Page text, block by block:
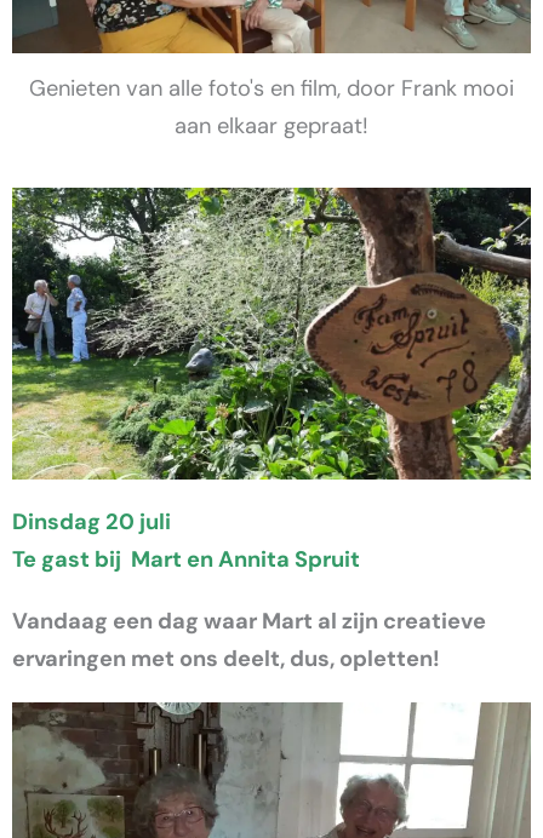
Genieten van alle foto's en film, door Frank mooi
aan elkaar gepraat!
Dinsdag 20 juli
Te gast bij Mart en Annita Spruit
Vandaag een dag waar Mart al zijn creatieve
ervaringen met ons deelt, dus, opletten!